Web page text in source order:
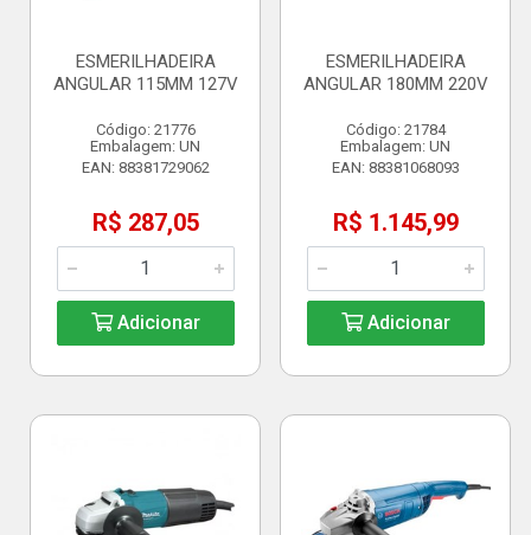
ESMERILHADEIRA
ANGULAR 115MM 127V
Código: 21776
Embalagem: UN
EAN: 88381729062
R$ 287,05
Adicionar
ESMERILHADEIRA
ANGULAR 180MM 220V
Código: 21784
Embalagem: UN
EAN: 88381068093
R$ 1.145,99
Adicionar